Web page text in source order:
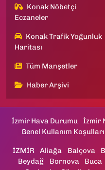
Konak Nöbetçi
Eczaneler
Konak Trafik Yoğunluk
Haritası
Tüm Manşetler
Haber Arşivi
İzmir Hava Durumu İzmir
Genel Kullanım Koşulları
İZMİR Aliağa Balçova
Beydağ
Bornova Buca